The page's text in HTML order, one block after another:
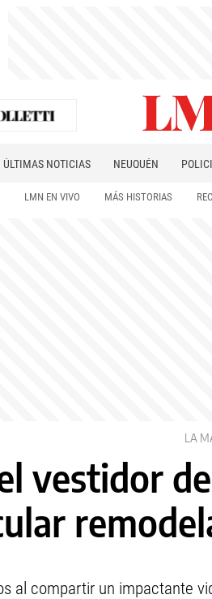
ÚLTIMAS NOTICIAS NEUQUÉN
LMN EN VIVO MÁS HISTORIAS
LA
vestidor
al compartir un impactante